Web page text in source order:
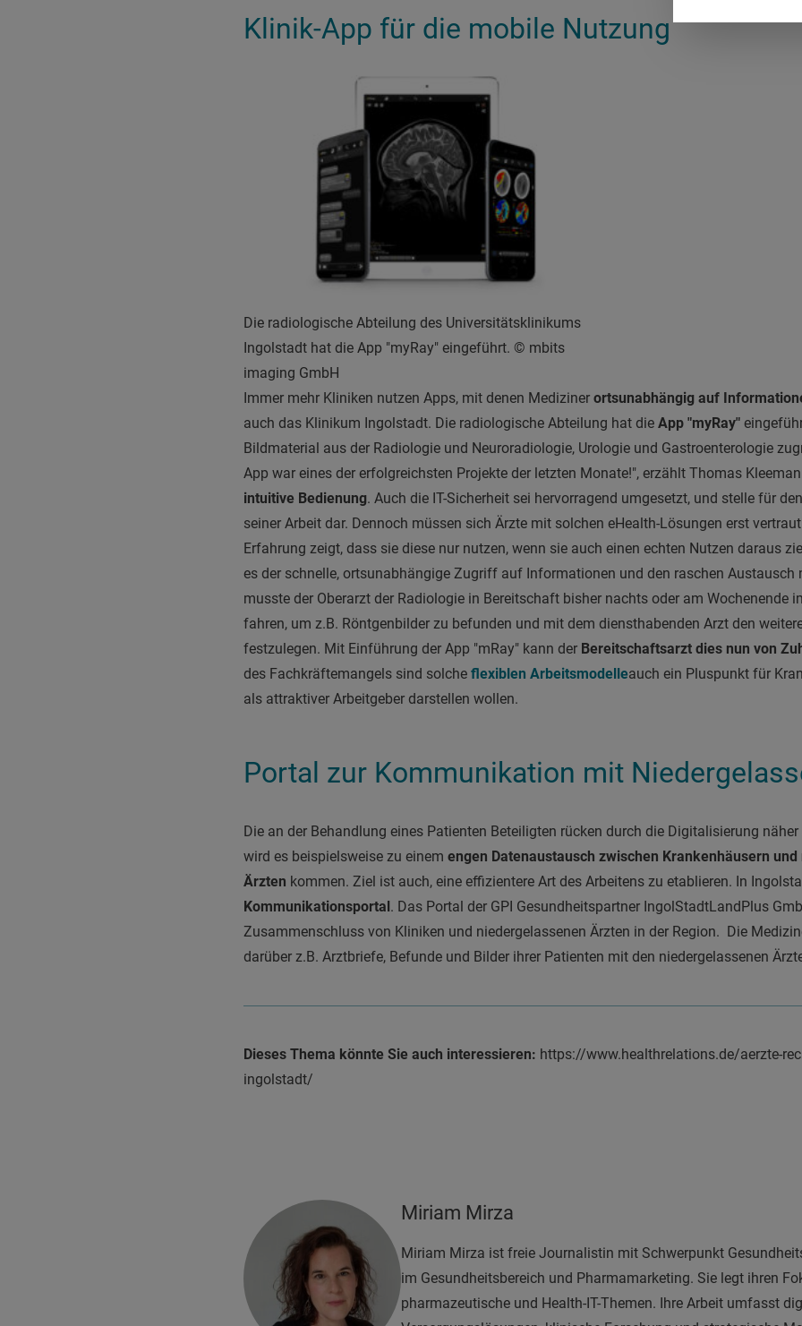
Klinik-App für die mobile Nutzung
Die radiologische Abteilung des Universitätsklinikums
Ingolstadt hat die App "myRay" eingeführt. © mbits
imaging GmbH
Immer mehr Kliniken nutzen Apps, mit denen Mediziner ortsunabhängig auf
auch das Klinikum Ingolstadt. Die radiologische Abteilung hat die App "myRay"
Bildmaterial aus der Radiologie und Neuroradiologie, Urologie und Gastroenterologie
App war eines der erfolgreichsten Projekte der letzten Monate!", erzählt Thomas
intuitive Bedienung. Auch die IT-Sicherheit sei hervorragend umgesetzt, und stelle für
seiner Arbeit dar. Dennoch müssen sich Ärzte mit solchen eHealth-Lösungen erst
Erfahrung zeigt, dass sie diese nur nutzen, wenn sie auch einen echten Nutzen daraus
es der schnelle, ortsunabhängige Zugriff auf Informationen und den raschen Austausch
musste der Oberarzt der Radiologie in Bereitschaft bisher nachts oder am Wochenende
fahren, um z.B. Röntgenbilder zu befunden und mit dem diensthabenden Arzt den
festzulegen. Mit Einführung der App "mRay" kann der Bereitschaftsarzt dies nun von
des Fachkräftemangels sind solche flexiblen Arbeitsmodelleauch ein Pluspunkt für
als attraktiver Arbeitgeber darstellen wollen.
Portal zur Kommunikation mit
Die an der Behandlung eines Patienten Beteiligten rücken durch die Digitalisierung
wird es beispielsweise zu einem engen Datenaustausch zwischen Krankenhäusern
Ärzten kommen. Ziel ist auch, eine effizientere Art des Arbeitens zu etablieren. In
Kommunikationsportal . Das Portal der GPI Gesundheitspartner IngolStadtLandPlus
Zusammenschluss von Kliniken und niedergelassenen Ärzten in der Region. Die
darüber z.B. Arztbriefe, Befunde und Bilder ihrer Patienten mit den niedergelassenen
Dieses Thema könnte Sie auch interessieren: https://www.healthrelations.de/aerzte-
ingolstadt/
Miriam Mirza
Miriam Mirza ist freie Journalistin mit Schwerpunkt
im Gesundheitsbereich und Pharmamarketing. Sie legt ihren
pharmazeutische und Health-IT-Themen. Ihre Arbeit umfasst